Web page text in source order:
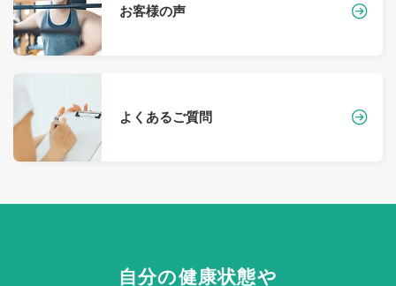
お客様の声
よくあるご質問
自分の健康状態や